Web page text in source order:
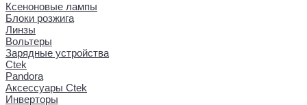
Ксеноновые лампы
Блоки розжига
Линзы
Вольтеры
Зарядные устройства
Ctek
Pandora
Аксессуары Ctek
Инверторы